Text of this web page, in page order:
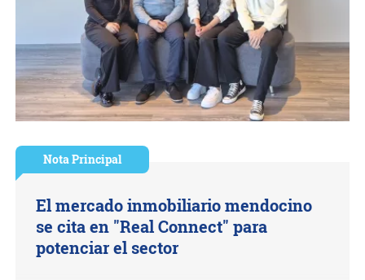
Nota Principal
El mercado inmobiliario mendocino
se cita en "Real Connect" para
potenciar el sector